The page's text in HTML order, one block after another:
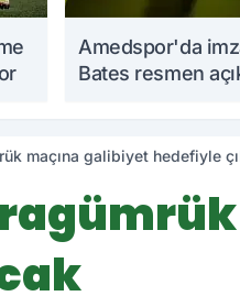
Amedspor'da
Bates resmen
maçına galibiyet hedefiyle